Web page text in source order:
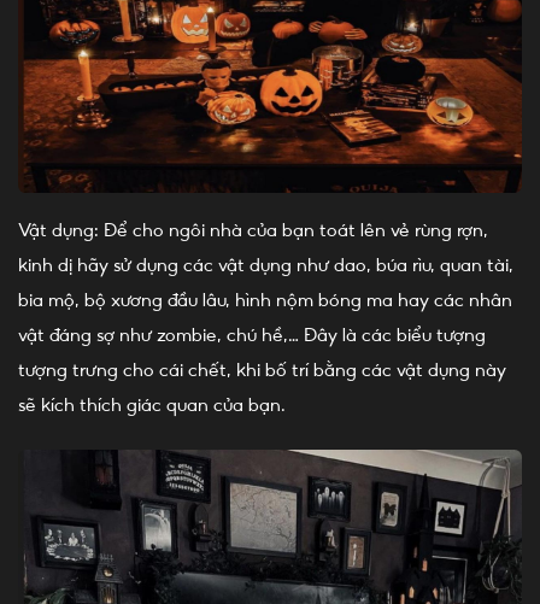
Vật dụng: Để cho ngôi nhà của bạn toát lên vẻ rùng rợn,
kinh dị hãy sử dụng các vật dụng như dao, búa rìu, quan tài,
bia mộ, bộ xương đầu lâu, hình nộm bóng ma hay các nhân
vật đáng sợ như zombie, chú hề,… Đây là các biểu tượng
tượng trưng cho cái chết, khi bố trí bằng các vật dụng này
sẽ kích thích giác quan của bạn.